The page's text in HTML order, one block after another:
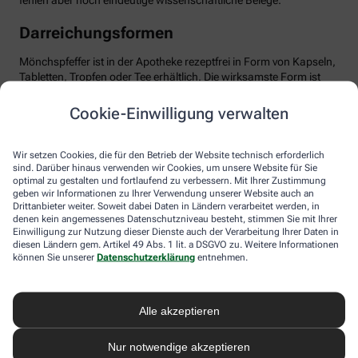
Cookie-Einwilligung verwalten
Wir setzen Cookies, die für den Betrieb der Website technisch erforderlich
sind. Darüber hinaus verwenden wir Cookies, um unsere Website für Sie
optimal zu gestalten und fortlaufend zu verbessern. Mit Ihrer Zustimmung
geben wir Informationen zu Ihrer Verwendung unserer Website auch an
Drittanbieter weiter. Soweit dabei Daten in Ländern verarbeitet werden, in
denen kein angemessenes Datenschutzniveau besteht, stimmen Sie mit Ihrer
Einwilligung zur Nutzung dieser Dienste auch der Verarbeitung Ihrer Daten in
diesen Ländern gem. Artikel 49 Abs. 1 lit. a DSGVO zu. Weitere Informationen
können Sie unserer Datenschutzerklärung entnehmen.
Alle akzeptieren
Nur notwendige akzeptieren
Darreichungsformen
Mönchspfeffer ist in der Apotheke rezeptfrei in Form von Kapseln,
Tabletten, Tropfen oder Tee erhältlich. Die wirksamste Form ist
mg pro Tag. Wichtig: Man sollte Geduld haben und das Präparat
mindestens über drei Menstruationszyklen einnehmen, bis sich
Regel gut verträglich. Dennoch sollten Sie die Anwendung ärztlich
besprechen, besonders bei gleichzeitiger Einnahme von
Medikamenten, die auf Dopamin-Rezeptoren wirken,
beispielsweise bei psychischen Erkrankungen. Ebenso sollte
Mönchspfeffer nicht in Schwangerschaft oder Stillzeit
eingenommen werden, da er u.a. die Milchproduktion stören
kann.